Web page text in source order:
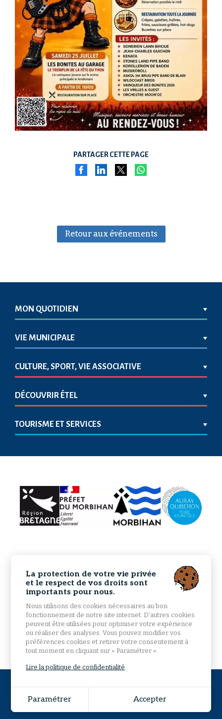
PARTAGER CETTE PAGE
Retour aux événements
MON QUOTIDIEN
VIE MUNICIPALE
CULTURE, SPORT, VIE ASSOCIATIVE
DÉCOUVRIR ÉTEL
TOURISME ET SERVICES
Plan du site
La protection de votre vie privée
et le respect de vos droits sont
importants pour nous.
Nous utilisons des cookies nécessaires au bon
fonctionnement de notre site internet. D’autres cookies
peuvent être utilisées pour optimiser votre expérience
ou réaliser des analyses. Vous pouvez modifier vos
préférences cookies et retirer votre consentement à
tout moment en cliquant sur « Paramétrer ».
Lire la politique de confidentialité
Paramétrer Accepter